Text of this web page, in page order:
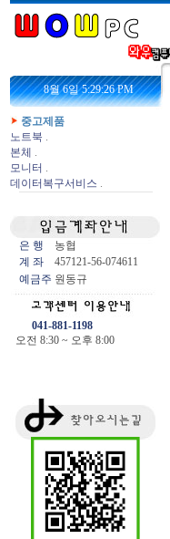
8월 6일 5:29:26 PM
중고제품
노트북 .
본체 .
모니터 .
데이터복구서비스 .
은 행
농협
계 좌
457121-56-074611
예금주 원동규
041-881-1198
오전 8:30 ~ 오후 8:00